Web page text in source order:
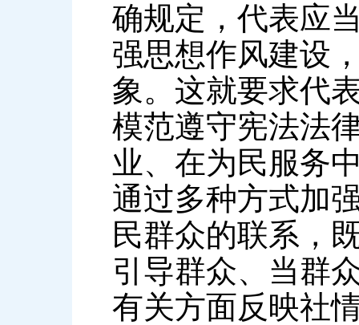
确规定，代表应
强思想作风建设
象。这就要求代
模范遵守宪法法
业、在为民服务
通过多种方式加
民群众的联系，
引导群众、当群
有关方面反映社